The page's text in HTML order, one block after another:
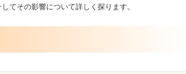
てその影響について詳しく探ります。